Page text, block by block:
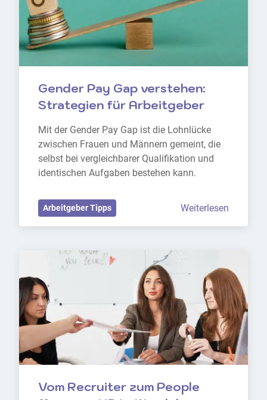
Gender Pay Gap verstehen:
Strategien für Arbeitgeber
Mit der Gender Pay Gap ist die Lohnlücke
zwischen Frauen und Männern gemeint, die
selbst bei vergleichbarer Qualifikation und
identischen Aufgaben bestehen kann.
Arbeitgeber Tipps Weiterlesen
Vom Recruiter zum People